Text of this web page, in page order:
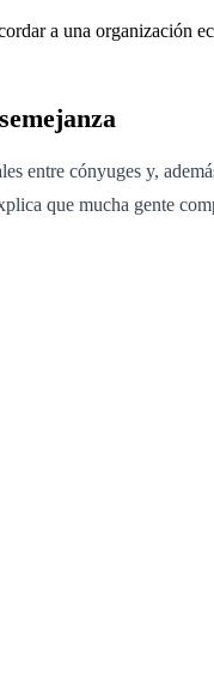
a una organización
entre cónyuges y,
que mucha gente